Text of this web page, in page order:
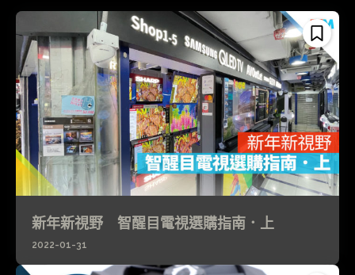
新年新視野 智醒目電視選購指南．上
2022-01-31